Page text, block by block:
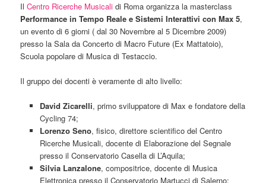
IlCentro Ricerche Musicali di Roma organizza la masterclass
Performance in Tempo Reale e Sistemi Interattivi con Max 5,
un evento di 6 giorni ( dal 30 Novembre al 5 Dicembre 2009)
presso la Sala da Concerto di Macro Future (Ex Mattatoio),
Scuola popolare di Musica di Testaccio.
Il gruppo dei docenti è veramente di alto livello:
David Zicarelli, primo sviluppatore di Max e fondatore della
Cycling 74;
Lorenzo Seno, fisico, direttore scientifico del Centro
Ricerche Musicali, docente di Elaborazione del Segnale
presso il Conservatorio Casella di L’Aquila;
Silvia Lanzalone, compositrice, docente di Musica
Elettronica presso il Conservatorio Martucci di Salerno;